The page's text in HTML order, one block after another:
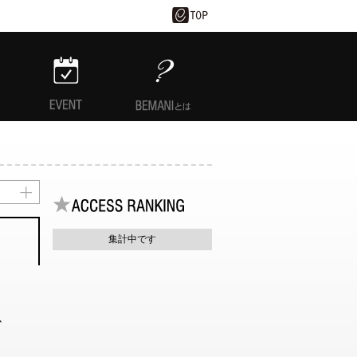
集計中です